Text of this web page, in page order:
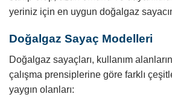
yeriniz için en uygun doğalgaz
Doğalgaz Sayaç Modelleri
Doğalgaz sayaçları, kullanım
çalışma prensiplerine göre farklı
yaygın olanları: